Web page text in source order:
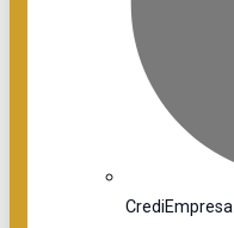
CrediEmpresa